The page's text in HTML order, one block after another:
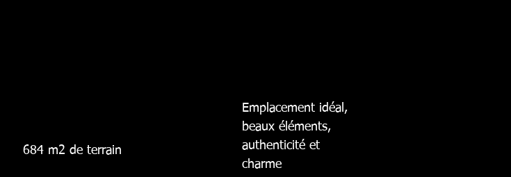
684 m2 de terrain
Emplacement idéal,
beaux éléments,
authenticité et
charme